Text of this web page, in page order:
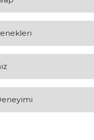
gördüğünüz
iletebilirsiniz.